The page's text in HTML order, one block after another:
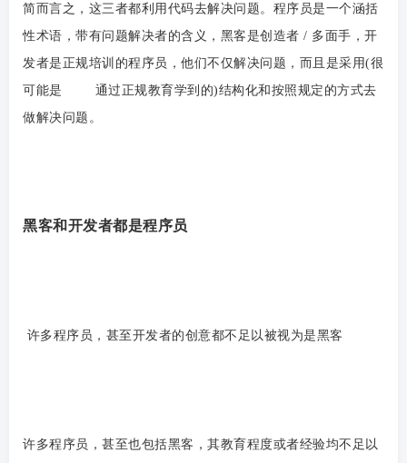
简而言之，这三者都利用代码去解决问题。程序员是一个涵括
性术语，带有问题解决者的含义，黑客是创造者 / 多面手，开
发者是正规培训的程序员，他们不仅解决问题，而且是采用(很
可能是 通过正规教育学到的)结构化和按照规定的方式去
做解决问题。
黑客和开发者都是程序员
许多程序员，甚至开发者的创意都不足以被视为是黑客
许多程序员，甚至也包括黑客，其教育程度或者经验均不足以